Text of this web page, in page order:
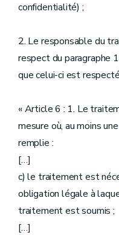
confidentialité) ;
2. Le responsable du
respect du paragraphe
que celui-ci est
« Article 6 : 1. Le
mesure où, au moins
remplie :
[…]
c) le traitement est
obligation légale à
traitement est soumis ;
[…]